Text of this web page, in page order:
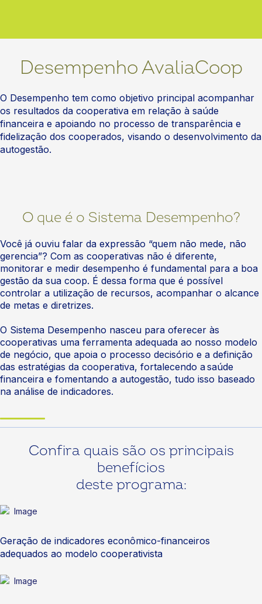
Desempenho AvaliaCoop
O Desempenho tem como objetivo principal acompanhar
os resultados da cooperativa em relação à saúde
financeira e apoiando no processo de transparência e
fidelização dos cooperados, visando o desenvolvimento da
autogestão.
O que é o Sistema Desempenho?
Você já ouviu falar da expressão “quem não mede, não
gerencia”? Com as cooperativas não é diferente,
monitorar e medir desempenho é fundamental para a boa
gestão da sua coop. É dessa forma que é possível
controlar a utilização de recursos, acompanhar o alcance
de metas e diretrizes.
O Sistema Desempenho nasceu para oferecer às
cooperativas uma ferramenta adequada ao nosso modelo
de negócio, que apoia o processo decisório e a definição
das estratégias da cooperativa​, fortalecendo a saúde
financeira e fomentando a autogestão, tudo isso baseado
na análise de indicadores.
Confira quais são os principais
benefícios
deste programa:
Geração de indicadores econômico-financeiros
adequados ao modelo cooperativista